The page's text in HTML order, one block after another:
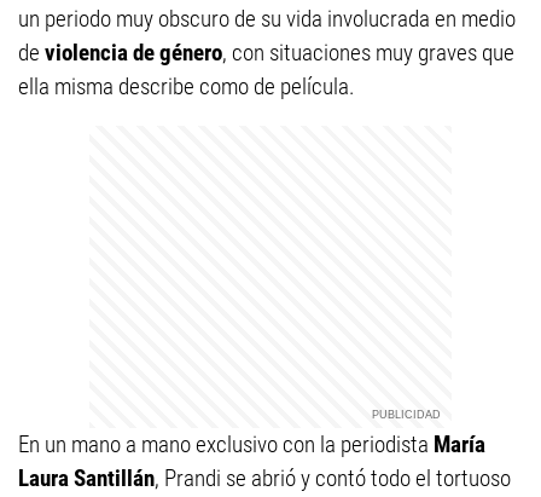
un periodo muy obscuro de su vida involucrada en medio
de violencia de género, con situaciones muy graves que
ella misma describe como de película.
En un mano a mano exclusivo con la periodista María
Laura Santillán, Prandi se abrió y contó todo el tortuoso